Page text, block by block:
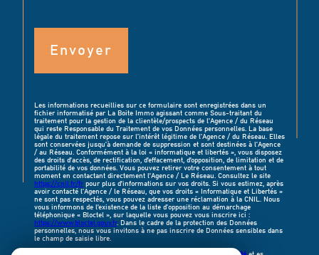
Envoyer
Les informations recueillies sur ce formulaire sont enregistrées dans un
fichier informatisé par La Boite Immo agissant comme Sous-traitant du
traitement pour la gestion de la clientèle/prospects de l'Agence / du Réseau
qui reste Responsable du Traitement de vos Données personnelles. La base
légale du traitement repose sur l'intérêt légitime de l'Agence / du Réseau. Elles
sont conservées jusqu'à demande de suppression et sont destinées à l'Agence
/ au Réseau. Conformément à la loi « informatique et libertés », vous disposez
des droits d’accès, de rectification, d’effacement, d’opposition, de limitation et de
portabilité de vos données. Vous pouvez retirer votre consentement à tout
moment en contactant directement l’Agence / Le Réseau. Consultez le site
https://cnil.fr/fr pour plus d’informations sur vos droits. Si vous estimez, après
avoir contacté l'Agence / le Réseau, que vos droits « Informatique et Libertés »
ne sont pas respectés, vous pouvez adresser une réclamation à la CNIL. Nous
vous informons de l’existence de la liste d'opposition au démarchage
téléphonique « Bloctel », sur laquelle vous pouvez vous inscrire ici :
https://www.bloctel.gouv.fr. Dans le cadre de la protection des Données
personnelles, nous vous invitons à ne pas inscrire de Données sensibles dans
le champ de saisie libre.